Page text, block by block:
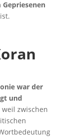
war der
und
zwischen